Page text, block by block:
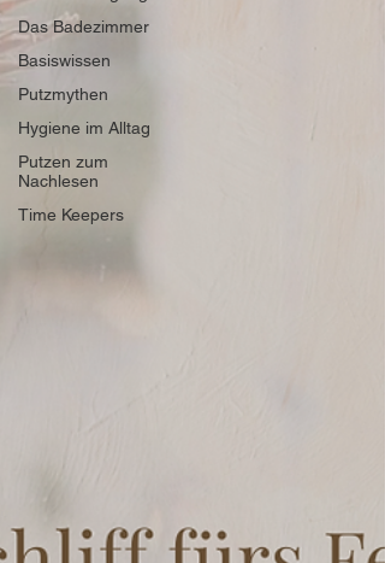
Das Badezimmer
Basiswissen
Putzmythen
Hygiene im Alltag
Putzen zum
Nachlesen
Time Keepers